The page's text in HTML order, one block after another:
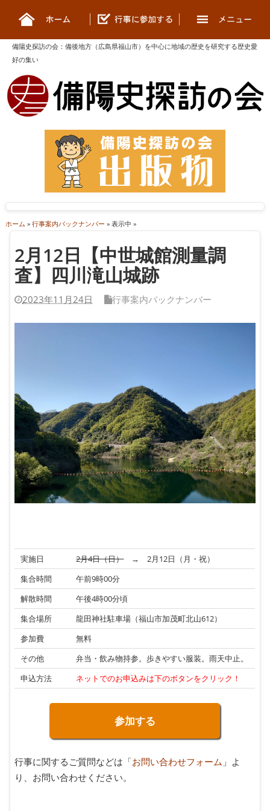
備陽史探訪の会 ： 備後地方（広島県福山市）を中心に地域の歴史を研究する歴史愛
好の集い
ホーム » 行事案内バックナンバー » 表示中 »
2月12日【中世城館測量調
査】四川滝山城跡
2023年11月24日 行事案内バックナンバー
実施日 2月4日（日）→ 2月12日（月・祝）
集合時間
午前9時00分
解散時間
午後4時00分頃
集合場所
龍田神社駐車場（福山市加茂町北山612）
参加費
無料
その他
弁当・飲み物持参。歩きやすい服装。雨天中止。
申込方法
ネットでのお申込みは下のボタンをクリック！
参加する
行事に関するご質問などは「お問い合わせフォーム 」よ
り、お問い合わせください。